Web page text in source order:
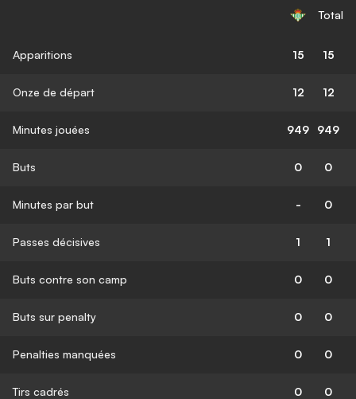
Total
Apparitions 15 15
Onze de départ 12 12
Minutes jouées 949 949
Buts 0 0
Minutes par but - 0
Passes décisives 1 1
Buts contre son camp 0 0
Buts sur penalty 0 0
Penalties manquées 0 0
Tirs cadrés 0 0